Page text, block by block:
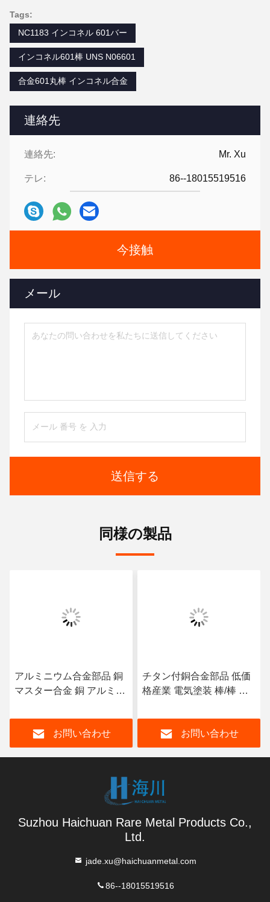
連絡先
連絡先: Mr. Xu
テレ: 86--18015519516
今接触
メール
送信する
Tags:
NC1183 インコネル 601バー
インコネル601棒 UNS N06601
合金601丸棒 インコネル合金
同様の製品
アルミニウム合金部品 銅
マスター合金 銅 アルミニ
金 インゴットまたは塊
お問い合わせ
チタン付銅合金部品 低価
格産業 電気塗装 棒/棒 超
お問い合わせ
Suzhou Haichuan Rare Metal Products Co.,
Ltd.
jade.xu@haichuanmetal.com
86--18015519516